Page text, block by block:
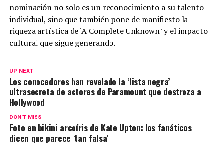
nominación no solo es un reconocimiento a su talento
individual, sino que también pone de manifiesto la
riqueza artística de ‘A Complete Unknown’ y el impacto
cultural que sigue generando.
UP NEXT
Los conocedores han revelado la ‘lista negra’
ultrasecreta de actores de Paramount que destroza a
Hollywood
DON'T MISS
Foto en bikini arcoíris de Kate Upton: los fanáticos
dicen que parece ‘tan falsa’